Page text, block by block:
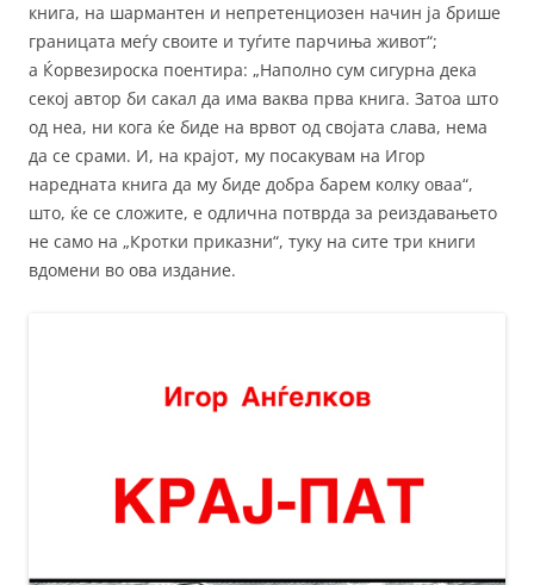
книга, на шармантен и непретенциозен начин ја брише
границата меѓу своите и туѓите парчиња живот“;
a Ќорвезироска поентира: „Наполно сум сигурна дека
секој автор би сакал да има ваква прва книга. Затоа што
од неа, ни кога ќе биде на врвот од својата слава, нема
да се срами. И, на крајот, му посакувам на Игор
наредната книга да му биде добра барем колку оваа“,
што, ќе се сложите, е одлична потврда за реиздавањето
не само на „Кротки приказни“, туку на сите три книги
вдомени во ова издание.